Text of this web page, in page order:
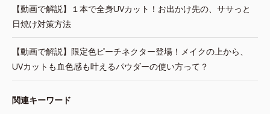
【動画で解説】１本で全身UVカット！お出かけ先の、ササっと
日焼け対策方法
【動画で解説】限定色ピーチネクター登場！メイクの上から、
UVカットも血色感も叶えるパウダーの使い方って？
関連キーワード